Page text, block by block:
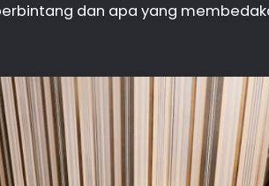
dan apa yang